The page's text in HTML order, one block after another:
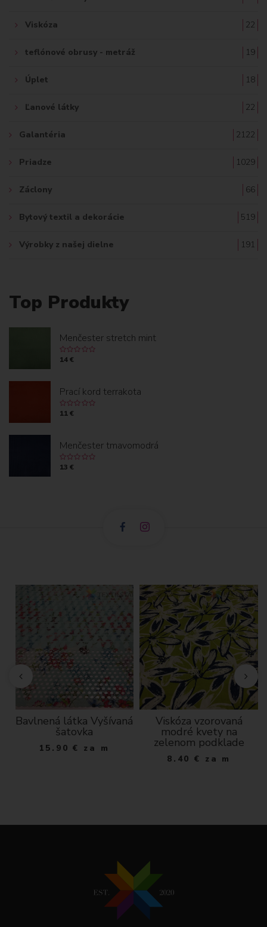
Viskóza 22
teflónové obrusy - metráž 19
Úplet 18
Ľanové látky 22
Galantéria 2122
Priadze 1029
Záclony 66
Bytový textil a dekorácie 519
Výrobky z našej dielne 191
Top Produkty
Menčester stretch mint
14 €
Prací kord terrakota
11 €
Menčester tmavomodrá
13 €
Bavlnená látka Vyšívaná
šatovka
15.90 € za m
Viskóza vzorovaná
modré kvety na
zelenom podklade
8.40 € za m